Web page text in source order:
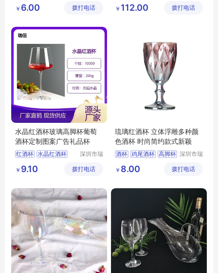
红酒杯定制
品有限公
￥ 6.00 拨打电话
简约陶瓷酒具
公司
￥ 112.00 拨打电话
水晶红酒杯玻璃高脚杯葡萄
酒杯定制图案广告礼品杯
红酒杯 水晶红酒杯
红酒杯定制
深圳市瑞
品有限公
￥ 9.10 拨打电话
琉璃红酒杯 立体浮雕多种颜
色酒杯 时尚简约款式新颖
酒杯 鸡尾酒杯 高脚杯 深圳市瑞
品有限公
￥ 8.00 拨打电话